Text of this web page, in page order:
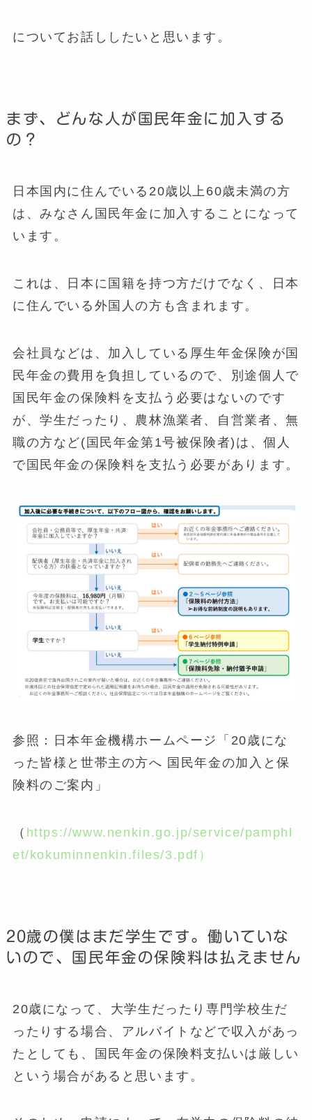
についてお話ししたいと思います。
まず、どんな人が国民年金に加入する
の？
日本国内に住んでいる20歳以上60歳未満の方
は、みなさん国民年金に加入することになって
います。
これは、日本に国籍を持つ方だけでなく、日本
に住んでいる外国人の方も含まれます。
会社員などは、加入している厚生年金保険が国
民年金の費用を負担しているので、別途個人で
国民年金の保険料を支払う必要はないのです
が、学生だったり、農林漁業者、自営業者、無
職の方など(国民年金第1号被保険者)は、個人
で国民年金の保険料を支払う必要があります。
参照：日本年金機構ホームページ「20歳にな
った皆様と世帯主の方へ 国民年金の加入と保
険料のご案内」
（ https://www.nenkin.go.jp/service/pamphl
et/kokuminnenkin.files/3.pdf）
20歳の僕はまだ学生です。働いていな
いので、国民年金の保険料は払えません
20歳になって、大学生だったり専門学校生だ
ったりする場合、アルバイトなどで収入があっ
たとしても、国民年金の保険料支払いは厳しい
という場合があると思います。